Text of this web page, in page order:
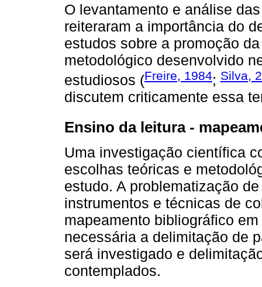
O levantamento e análise
reiteraram a importância do
estudos sobre a promoção
metodológico desenvolvido
estudiosos (Freire, 1984; Silva,
discutem criticamente essa
Ensino da leitura -
Uma investigação científica
escolhas teóricas e
estudo. A problematização
instrumentos e técnicas de
mapeamento bibliográfico
necessária a delimitação de
será investigado e
contemplados.